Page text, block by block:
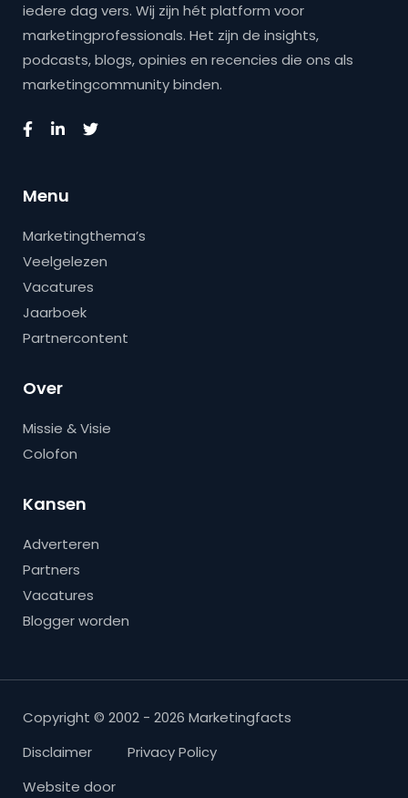
iedere dag vers. Wij zijn hét platform voor
marketingprofessionals. Het zijn de insights,
podcasts, blogs, opinies en recencies die ons als
marketingcommunity binden.
Menu
Marketingthema’s
Veelgelezen
Vacatures
Jaarboek
Partnercontent
Over
Missie & Visie
Colofon
Kansen
Adverteren
Partners
Vacatures
Blogger worden
Copyright © 2002 - 2026 Marketingfacts
Disclaimer
Privacy Policy
Website door